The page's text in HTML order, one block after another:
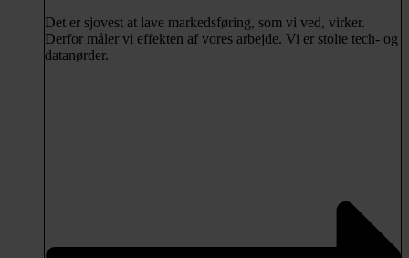
Det er sjovest at lave markedsføring, som vi ved, virker.
Derfor måler vi effekten af vores arbejde. Vi er stolte tech- og
datanørder.